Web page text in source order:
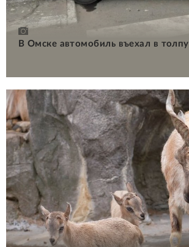
В Омске автомобиль въехал в толпу